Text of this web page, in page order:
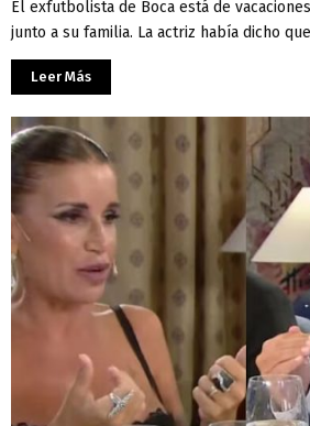
El exfutbolista de Boca está de
junto a su familia. La actriz había dicho
Leer Más